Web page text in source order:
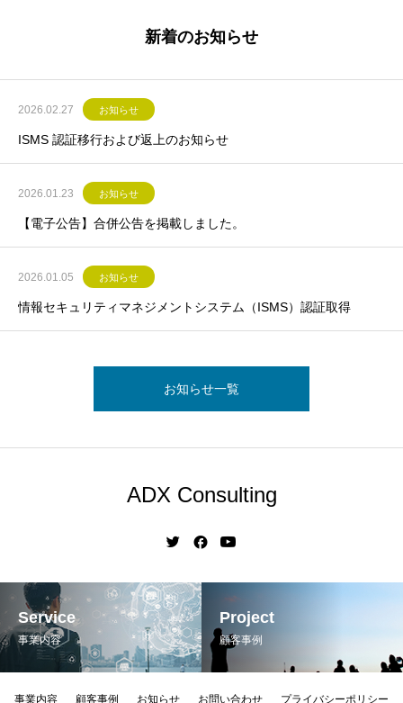
新着のお知らせ
2026.02.27 お知らせ
ISMS 認証移行および返上のお知らせ
2026.01.23 お知らせ
【電子公告】合併公告を掲載しました。
2026.01.05 お知らせ
情報セキュリティマネジメントシステム（ISMS）認証取得
お知らせ一覧
ADX Consulting
Service
事業内容
Project
顧客事例
事業内容 顧客事例 お知らせ お問い合わせ プライバシーポリシー